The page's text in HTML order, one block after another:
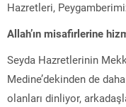
Hazretleri,
Allah’ın misafirlerine
Seyda Hazretlerinin
Medine’dekinden de
olanları dinliyor,